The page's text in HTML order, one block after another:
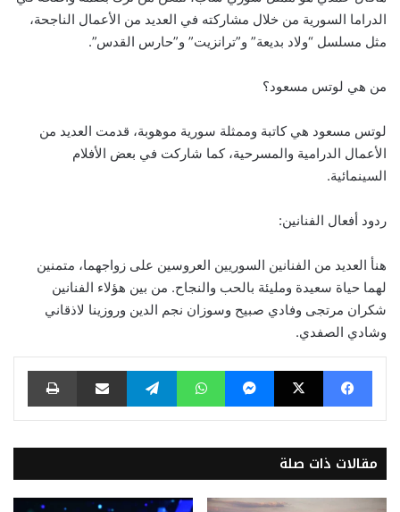
الدراما السورية من خلال مشاركته في العديد من الأعمال الناجحة،
مثل مسلسل “ولاد بديعة” و”ترانزيت” و”حارس القدس”.
من هي لوتس مسعود؟
لوتس مسعود هي كاتبة وممثلة سورية موهوبة، قدمت العديد من
الأعمال الدرامية والمسرحية، كما شاركت في بعض الأفلام
السينمائية.
ردود أفعال الفنانين:
هنأ العديد من الفنانين السوريين العروسين على زواجهما، متمنين
لهما حياة سعيدة ومليئة بالحب والنجاح. من بين هؤلاء الفنانين
شكران مرتجى وفادي صبيح وسوزان نجم الدين وروزينا لاذقاني
وشادي الصفدي.
فيسبوك ‫X ماسنجر واتساب تيلقرام مشاركة عبر البريد طباعة
مقالات ذات صلة